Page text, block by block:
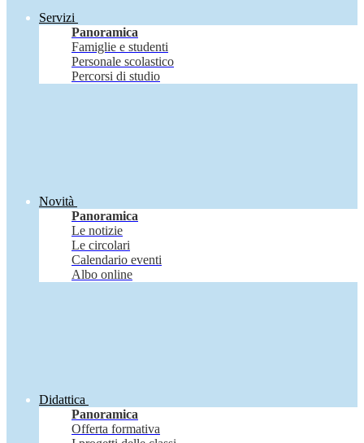
Servizi
Panoramica
Famiglie e studenti
Personale scolastico
Percorsi di studio
Novità
Panoramica
Le notizie
Le circolari
Calendario eventi
Albo online
Didattica
Panoramica
Offerta formativa